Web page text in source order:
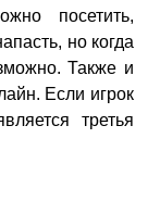
посетить,
но когда
Также и
Если игрок
третья